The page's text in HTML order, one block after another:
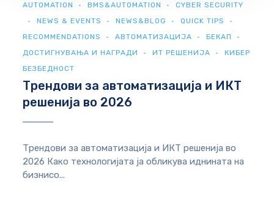
AUTOMATION BMS&AUTOMATION
CYBER SECURITY
NEWS & EVENTS
NEWS&BLOG
QUICK TIPS
RECOMMENDATIONS
АВТОМАТИЗАЦИЈА
БЕКАП
ДОСТИГНУВАЊА И НАГРАДИ
ИТ РЕШЕНИЈА
КИБЕР
БЕЗБЕДНОСТ
Трендови за автоматизација и ИКТ
решенија во 2026
Трендови за автоматизација и ИКТ решенија во
2026 Како технологијата ја обликува иднината на
бизнисо...